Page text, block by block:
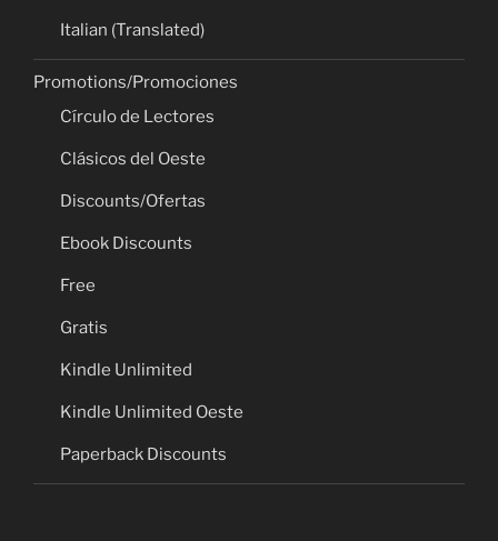
Italian (Translated)
Promotions/Promociones
Círculo de Lectores
Clásicos del Oeste
Discounts/Ofertas
Ebook Discounts
Free
Gratis
Kindle Unlimited
Kindle Unlimited Oeste
Paperback Discounts